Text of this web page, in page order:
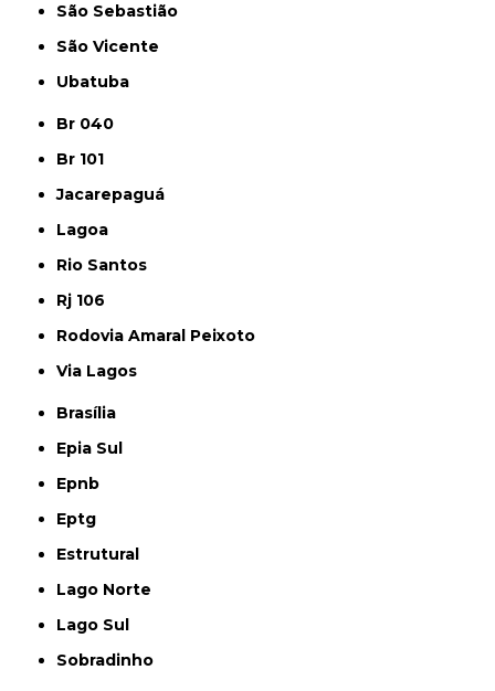
São Sebastião
São Vicente
Ubatuba
Br 040
Br 101
Jacarepaguá
Lagoa
Rio Santos
Rj 106
Rodovia Amaral Peixoto
Via Lagos
Brasília
Epia Sul
Epnb
Eptg
Estrutural
Lago Norte
Lago Sul
Sobradinho